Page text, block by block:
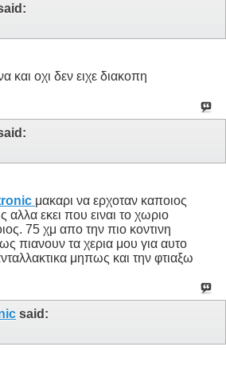
και οχι δεν ειχε διακοπη
μακαρι να ερχοταν καποιος
αλλα εκει που ειναι το χωριο
75 χμ απο την πιο κοντινη
πιανουν τα χερια μου για αυτο
μηπως και την φτιαξω
said: